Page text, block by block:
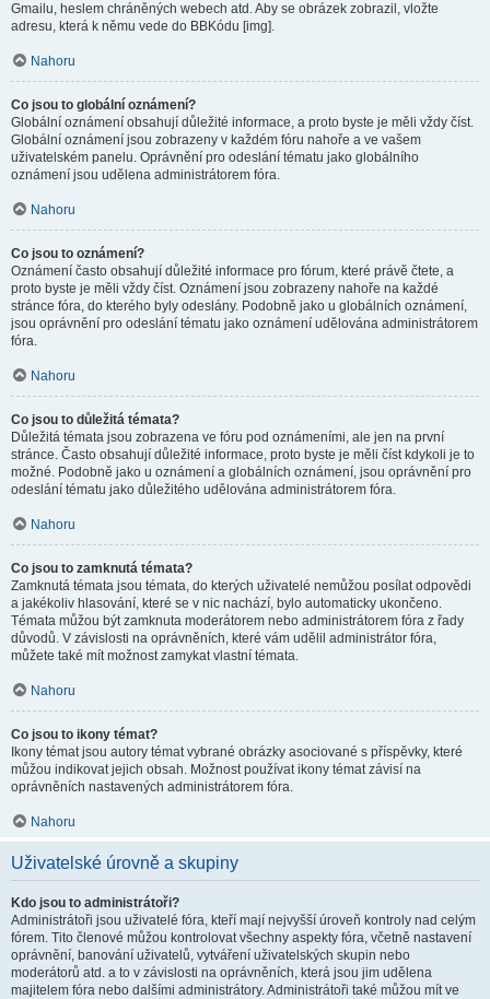
Gmailu, heslem chráněných webech atd. Aby se obrázek zobrazil, vložte
adresu, která k němu vede do BBKódu [img].
Nahoru
Co jsou to globální oznámení?
Globální oznámení obsahují důležité informace, a proto byste je měli vždy číst.
Globální oznámení jsou zobrazeny v každém fóru nahoře a ve vašem
uživatelském panelu. Oprávnění pro odeslání tématu jako globálního
oznámení jsou udělena administrátorem fóra.
Nahoru
Co jsou to oznámení?
Oznámení často obsahují důležité informace pro fórum, které právě čtete, a
proto byste je měli vždy číst. Oznámení jsou zobrazeny nahoře na každé
stránce fóra, do kterého byly odeslány. Podobně jako u globálních oznámení,
jsou oprávnění pro odeslání tématu jako oznámení udělována administrátorem
fóra.
Nahoru
Co jsou to důležitá témata?
Důležitá témata jsou zobrazena ve fóru pod oznámeními, ale jen na první
stránce. Často obsahují důležité informace, proto byste je měli číst kdykoli je to
možné. Podobně jako u oznámení a globálních oznámení, jsou oprávnění pro
odeslání tématu jako důležitého udělována administrátorem fóra.
Nahoru
Co jsou to zamknutá témata?
Zamknutá témata jsou témata, do kterých uživatelé nemůžou posílat odpovědi
a jakékoliv hlasování, které se v nic nachází, bylo automaticky ukončeno.
Témata můžou být zamknuta moderátorem nebo administrátorem fóra z řady
důvodů. V závislosti na oprávněních, které vám udělil administrátor fóra,
můžete také mít možnost zamykat vlastní témata.
Nahoru
Co jsou to ikony témat?
Ikony témat jsou autory témat vybrané obrázky asociované s příspěvky, které
můžou indikovat jejich obsah. Možnost používat ikony témat závisí na
oprávněních nastavených administrátorem fóra.
Nahoru
Uživatelské úrovně a skupiny
Kdo jsou to administrátoři?
Administrátoři jsou uživatelé fóra, kteří mají nejvyšší úroveň kontroly nad celým
fórem. Tito členové můžou kontrolovat všechny aspekty fóra, včetně nastavení
oprávnění, banování uživatelů, vytváření uživatelských skupin nebo
moderátorů atd. a to v závislosti na oprávněních, která jsou jim udělena
majitelem fóra nebo dalšími administrátory. Administrátoři také můžou mít ve